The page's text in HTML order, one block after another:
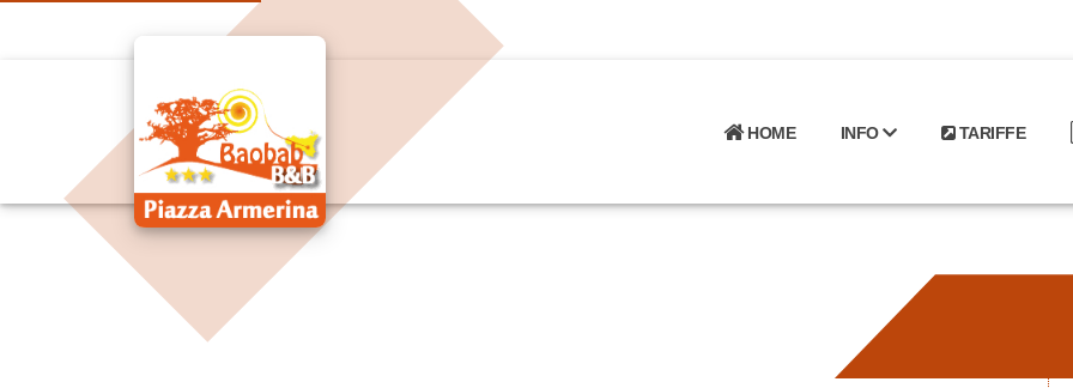
HOME INFO TARIFFE